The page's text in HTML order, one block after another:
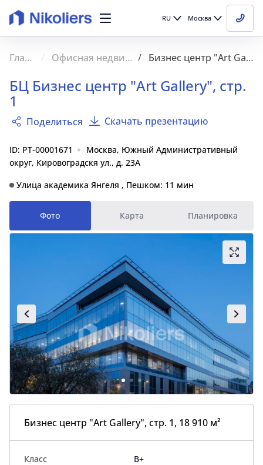
RU Москва
Главная Офисная недвижимость Бизнес центр "Art Gallery", стр. 1
БЦ Бизнес центр "Art Gallery", стр.
1
Поделиться Скачать презентацию
ID: PT-00001671
Москва, Южный Административный
округ, Кировоградскя ул., д. 23А
Улица академика Янгеля , Пешком: 11 мин
Фото Карта Планировка
Бизнес центр "Art Gallery", стр. 1, 18 910 м²
Класс
B+